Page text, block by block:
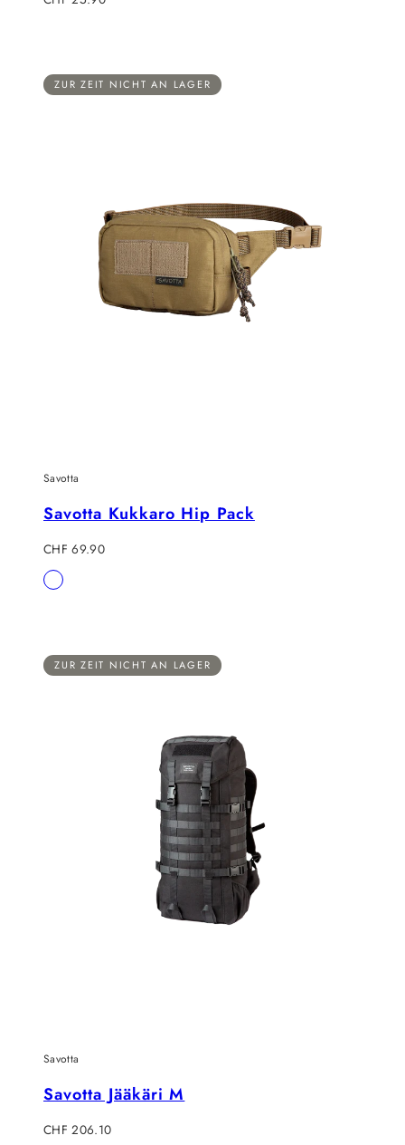
ZUR ZEIT NICHT AN LAGER
Savotta
Savotta Kukkaro Hip Pack
Regulärer
Preis
CHF 69.90
Verfügbar
Braun
ZUR ZEIT NICHT AN LAGER
Savotta
Savotta Jääkäri M
Verkaufspreis
CHF 206.10